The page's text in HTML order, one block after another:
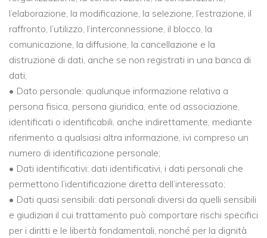
l’elaborazione, la modificazione, la selezione, l’estrazione, il
raffronto, l’utilizzo, l’interconnessione, il blocco, la
comunicazione, la diffusione, la cancellazione e la
distruzione di dati, anche se non registrati in una banca di
dati;
• Dato personale: qualunque informazione relativa a
persona fisica, persona giuridica, ente od associazione,
identificati o identificabili, anche indirettamente, mediante
riferimento a qualsiasi altra informazione, ivi compreso un
numero di identificazione personale;
• Dati identificativi: dati identificativi, i dati personali che
permettono l’identificazione diretta dell’interessato;
• Dati quasi sensibili: dati personali diversi da quelli sensibili
e giudiziari il cui trattamento può comportare rischi specifici
per i diritti e le libertà fondamentali, nonché per la dignità